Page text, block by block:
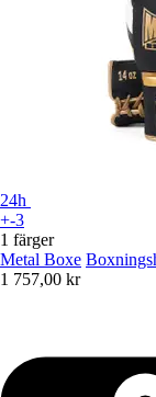
24h
+-3
1 färger
Metal Boxe
1 757,00 kr